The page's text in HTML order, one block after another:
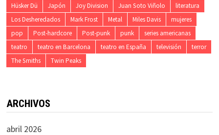
Hüsker Dü
Japón Joy Division Juan Soto Viñolo
literatura
Los Desheredados
Mark Frost Metal Miles Davis
mujeres
pop
Post-hardcore Post-punk punk
series americanas
teatro
teatro en Barcelona teatro en España televisión
terror
The Smiths
Twin Peaks
ARCHIVOS
abril 2026